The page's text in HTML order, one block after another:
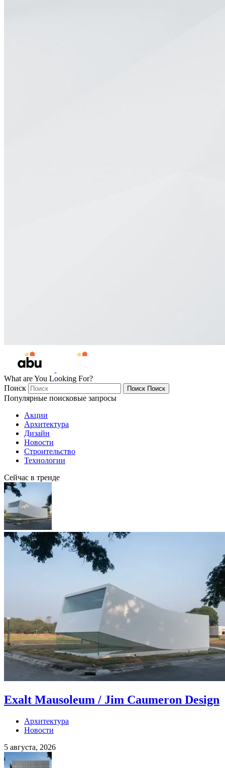
What are You Looking For?
Поиск
Поиск Поиск
Популярные поисковые запросы
Акции
Архитектура
Дизайн
Новости
Строительство
Технологии
Сейчас в тренде
Exalt Mausoleum / Jim Caumeron Design
Архитектура
Новости
5 августа, 2026